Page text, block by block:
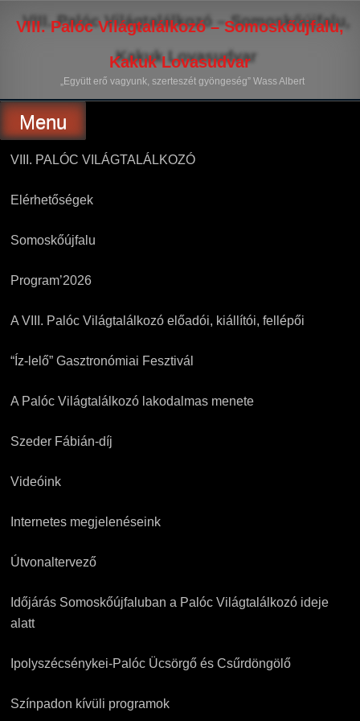
contentVIII. Palóc Világtalálkozó – Somoskőújfalu,
Kakuk Lovasudvar
„Együtt erő vagyunk, szerteszét gyöngeség” Wass Albert
Menu
VIII. PALÓC VILÁGTALÁLKOZÓ
Elérhetőségek
Somoskőújfalu
Program’2026
A VIII. Palóc Világtalálkozó előadói, kiállítói, fellépői
“Íz-lelő” Gasztronómiai Fesztivál
A Palóc Világtalálkozó lakodalmas menete
Szeder Fábián-díj
Videóink
Internetes megjelenéseink
Útvonaltervező
Időjárás Somoskőújfaluban a Palóc Világtalálkozó ideje
alatt
Ipolyszécsénykei-Palóc Ücsörgő és Csűrdöngölő
Színpadon kívüli programok